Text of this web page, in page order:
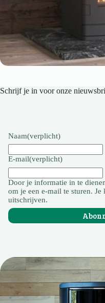
Schrijf je in voor onze
Naam(verplicht)
E-mail(verplicht)
Door je informatie in te
om je een e-mail te sturen.
uitschrijven.